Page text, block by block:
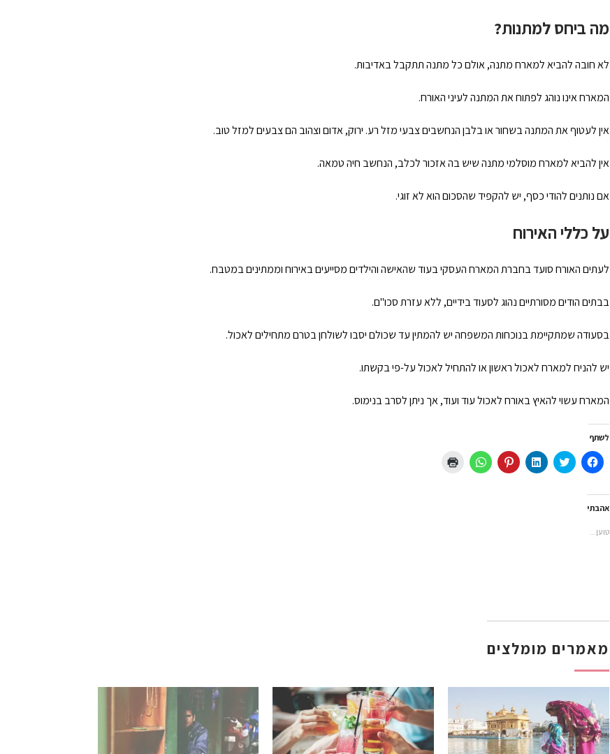
מה ביחס למתנות?
לא חובה להביא למארח מתנה, אולם כל מתנה תתקבל באדיבות.
המארח אינו נוהג לפתוח את המתנה לעיני האורח.
אין לעטוף את המתנה בשחור או בלבן הנחשבים צבעי מזל רע. ירוק, אדום וצהוב הם צבעים למזל טוב.
אין להביא למארח מוסלמי מתנה שיש בה אזכור לכלב, הנחשב חיה טמאה.
אם נותנים להודי כסף, יש להקפיד שהסכום הוא לא זוגי.
על כללי האירוח
לעתים האורח סועד בחברת המארח העסקי בעוד שהאישה והילדים מסייעים באירוח וממתינים במטבח.
בבתים הודים מסורתיים נהוג לסעוד בידיים, ללא עזרת סכו"ם.
בסעודה שמתקיימת בנוכחות המשפחה יש להמתין עד שכולם יסבו לשולחן בטרם מתחילים לאכול.
יש להניח למארח לאכול ראשון או להתחיל לאכול על-פי בקשתו.
המארח עשוי להאיץ באורח לאכול עוד ועוד, אך ניתן לסרב בנימוס.
לשתף
לחיצה
לשיתוף
לחצו
כדי
לחצו
כדי
לחץ
כדי
לחיצה
לשיתוף
אהבתי
טוען...
מאמרים מומלצים